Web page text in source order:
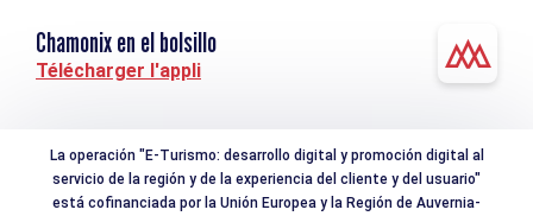
Chamonix en el bolsillo
Télécharger l'appli
La operación "E-Turismo: desarrollo digital y promoción digital al
servicio de la región y de la experiencia del cliente y del usuario"
está cofinanciada por la Unión Europea y la Región de Auvernia-